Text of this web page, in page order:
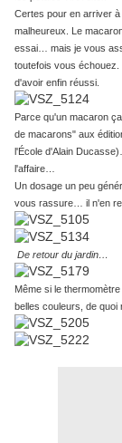
Certes pour en arriver
malheureux. Le
essai… mais je vous
toutefois vous
d'avoir enfin réussi.
Parce qu'un macaron
de macarons" aux
l'École d'Alain
l'affaire…
Un dosage un peu
vous rassure… il n'en
De retour du jardin…
Même si le
belles couleurs, de quoi